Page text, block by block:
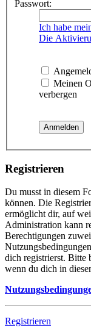
Passwort:
Ich habe
Die
Meinen
verbergen
Registrieren
Du musst in diesem
können. Die
ermöglicht dir, auf
Administration kann
Berechtigungen
dich registrierst. Bitte
wenn du dich in
Registrieren